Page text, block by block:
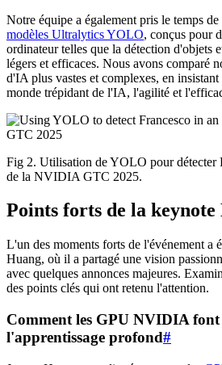
Notre équipe a également pris le temps
modèles Ultralytics YOLO, conçus pour
ordinateur telles que la détection d'objets
légers et efficaces. Nous avons comparé
d'IA plus vastes et complexes, en
monde trépidant de l'IA, l'agilité et
Fig 2. Utilisation de YOLO pour détecter
de la NVIDIA GTC 2025.
Points forts de la
L'un des moments forts de l'événement a
Huang, où il a partagé une vision
avec quelques annonces majeures.
des points clés qui ont retenu l'attention.
Comment les GPU NVIDIA font
l'apprentissage profond#